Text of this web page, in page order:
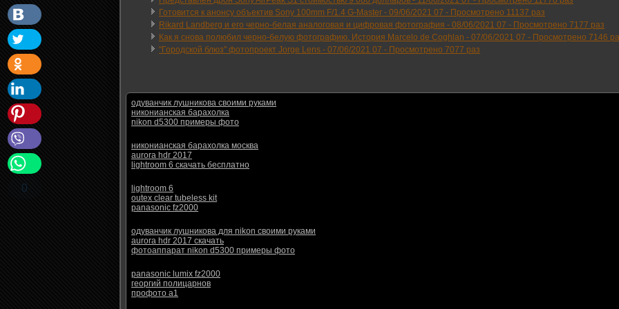
0
Готовится к анонсу объектив Sony 100mm F/1.4 G-Master - 09/06/2021 07 - Просмотрено 11137 раз
Rikard Landberg и его черно-белая аналоговая и цифровая фотография - 08/06/2021 07 - Просмотрено 7177 раз
Как я снова полюбил черно-белую фотографию. История Marcelo de Coghlan - 07/06/2021 07 - Просмотрено 7146
"Городской блюз" фотопроект Jorge Lens - 07/06/2021 07 - Просмотрено 7077 раз
одуванчик лушникова своими руками
никонианская барахолка
nikon d5300 примеры фото
никонианская барахолка москва
aurora hdr 2017
lightroom 6 скачать бесплатно
lightroom 6
outex clear tubeless kit
panasonic fz2000
одуванчик лушникова для nikon своими руками
aurora hdr 2017 скачать
фотоаппарат nikon d5300 примеры фото
panasonic lumix fz2000
георгий полицарнов
профото а1